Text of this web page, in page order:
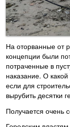
На оторванные от
концепции были
потраченные в
наказание. О
если для
вырубить десятки
Получается очень